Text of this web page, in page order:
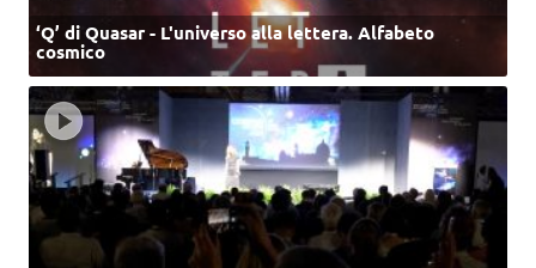
‘Q’ di Quasar - L'universo alla lettera. Alfabeto
cosmico